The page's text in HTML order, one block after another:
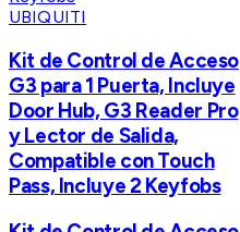
UBIQUITI
Kit de Control de Acceso
G3 para 1 Puerta, Incluye
Door Hub, G3 Reader Pro
y Lector de Salida,
Compatible con Touch
Pass, Incluye 2 Keyfobs